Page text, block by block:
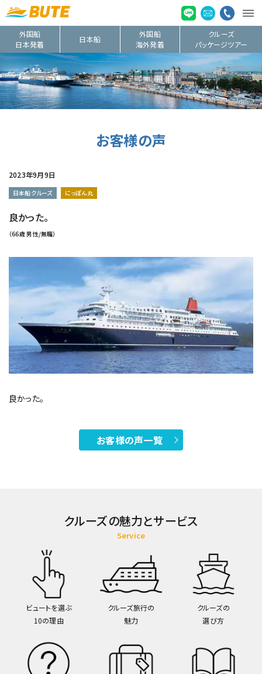
外国船
日本発着
日本船
外国船
海外発着
クルーズ
パッケージツアー
お客様の声
2023年9月9日
日本船クルーズ にっぽん丸
良かった。
（66歳 男性/無職）
良かった。
お客様の声一覧
クルーズの魅力とサービス
Service
ビュートを選ぶ
10の理由
クルーズ旅行の
魅力
クルーズの
選び方